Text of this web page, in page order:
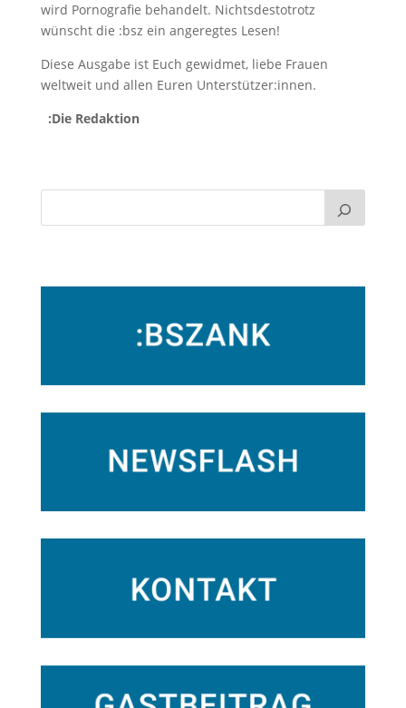
wird Pornografie behandelt. Nichtsdestotrotz
wünscht die :bsz ein angeregtes Lesen!
Diese Ausgabe ist Euch gewidmet, liebe Frauen
weltweit und allen Euren Unterstützer:innen.
:Die Redaktion